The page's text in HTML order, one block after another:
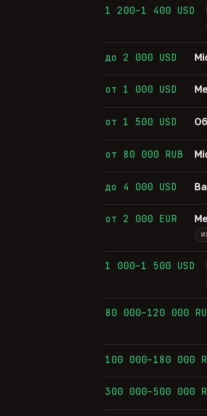
Разбор:нейронка
без
1 200–1 400 USD
до 2 000 USD
от 1 000 USD
от 1 500 USD
от 80 000 RUB
до 4 000 USD
от 2 000 EUR
1 000–1 500 USD
80 000–120 000
100 000–180 000
300 000–500 000